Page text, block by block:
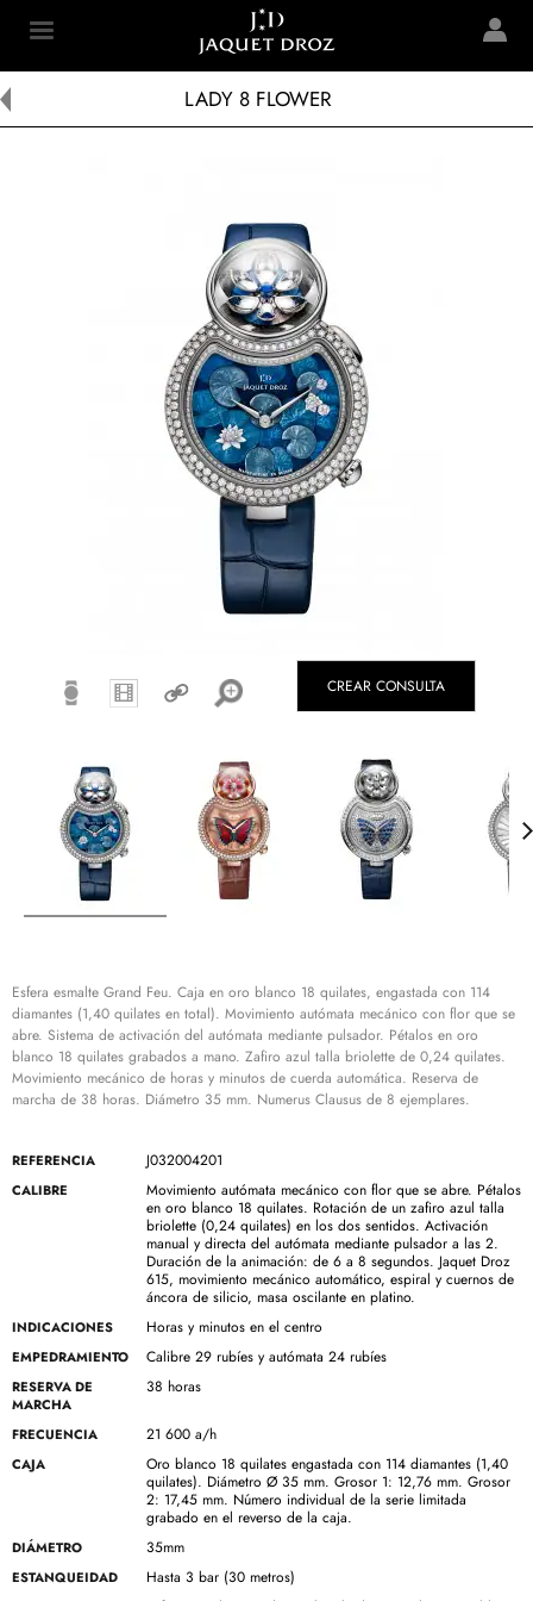
content
Jaquet Droz
LADY 8 FLOWER
CREAR CONSULTA
Esfera esmalte Grand Feu. Caja en oro blanco 18 quilates, engastada con 114
diamantes (1,40 quilates en total). Movimiento autómata mecánico con flor que se
abre. Sistema de activación del autómata mediante pulsador. Pétalos en oro
blanco 18 quilates grabados a mano. Zafiro azul talla briolette de 0,24 quilates.
Movimiento mecánico de horas y minutos de cuerda automática. Reserva de
marcha de 38 horas. Diámetro 35 mm. Numerus Clausus de 8 ejemplares.
REFERENCIA J032004201
CALIBRE
Movimiento autómata mecánico con flor que se abre. Pétalos
en oro blanco 18 quilates. Rotación de un zafiro azul talla
briolette (0,24 quilates) en los dos sentidos. Activación
manual y directa del autómata mediante pulsador a las 2.
Duración de la animación: de 6 a 8 segundos. Jaquet Droz
615, movimiento mecánico automático, espiral y cuernos de
áncora de silicio, masa oscilante en platino.
INDICACIONES Horas y minutos en el centro
EMPEDRAMIENTO Calibre 29 rubíes y autómata 24 rubíes
RESERVA DE
MARCHA
38 horas
FRECUENCIA 21 600 a/h
CAJA
Oro blanco 18 quilates engastada con 114 diamantes (1,40
quilates). Diámetro Ø 35 mm. Grosor 1: 12,76 mm. Grosor
2: 17,45 mm. Número individual de la serie limitada
grabado en el reverso de la caja.
DIÁMETRO 35mm
ESTANQUEIDAD Hasta 3 bar (30 metros)